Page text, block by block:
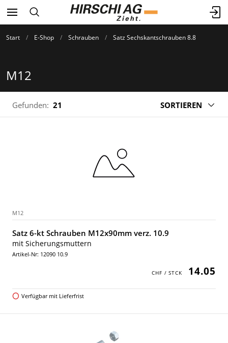
Start E-Shop Schrauben Satz Sechskantschrauben 8.8
M12
Gefunden: 21 SORTIEREN
M12
Satz 6-kt Schrauben M12x90mm verz. 10.9
mit Sicherungsmuttern
Artikel-Nr: 12090 10.9
14.05
Verfügbar mit Lieferfrist